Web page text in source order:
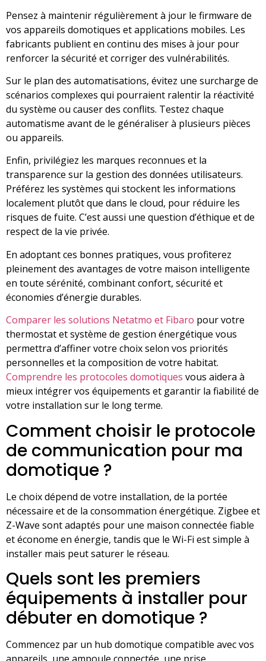
Pensez à maintenir régulièrement à jour le firmware de
vos appareils domotiques et applications mobiles. Les
fabricants publient en continu des mises à jour pour
renforcer la sécurité et corriger des vulnérabilités.
Sur le plan des automatisations, évitez une surcharge de
scénarios complexes qui pourraient ralentir la réactivité
du système ou causer des conflits. Testez chaque
automatisme avant de le généraliser à plusieurs pièces
ou appareils.
Enfin, privilégiez les marques reconnues et la
transparence sur la gestion des données utilisateurs.
Préférez les systèmes qui stockent les informations
localement plutôt que dans le cloud, pour réduire les
risques de fuite. C’est aussi une question d’éthique et de
respect de la vie privée.
En adoptant ces bonnes pratiques, vous profiterez
pleinement des avantages de votre maison intelligente
en toute sérénité, combinant confort, sécurité et
économies d’énergie durables.
Comparer les solutions Netatmo et Fibaro pour votre
thermostat et système de gestion énergétique vous
permettra d’affiner votre choix selon vos priorités
personnelles et la composition de votre habitat.
Comprendre les protocoles domotiques vous aidera à
mieux intégrer vos équipements et garantir la fiabilité de
votre installation sur le long terme.
Comment choisir le protocole
de communication pour ma
domotique ?
Le choix dépend de votre installation, de la portée
nécessaire et de la consommation énergétique. Zigbee et
Z-Wave sont adaptés pour une maison connectée fiable
et économe en énergie, tandis que le Wi-Fi est simple à
installer mais peut saturer le réseau.
Quels sont les premiers
équipements à installer pour
débuter en domotique ?
Commencez par un hub domotique compatible avec vos